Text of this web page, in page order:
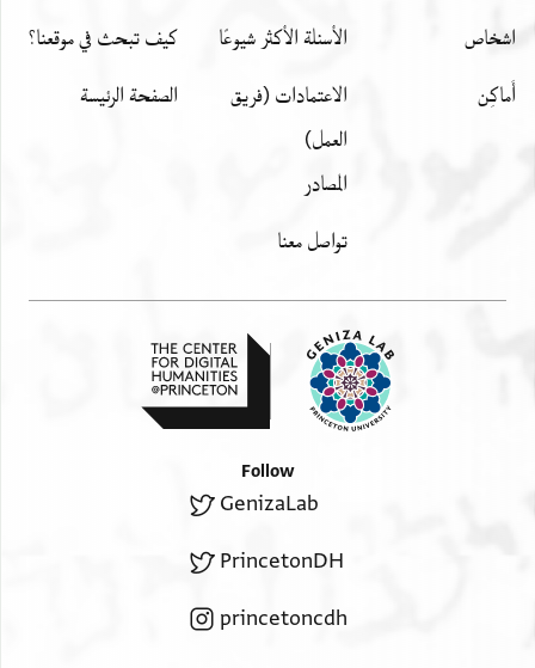
اشخاص
أَماكِن
الأسئلة الأكثر شيوعًا
الاعتمادات (فريق
العمل)
المصادر
تواصل معنا
كيف تبحث في موقعنا؟
الصفحة الرئيسة
Follow
GenizaLab
PrincetonDH
princetoncdh